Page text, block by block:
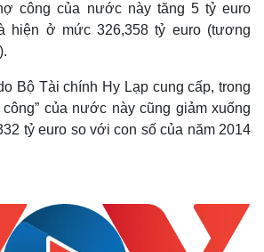
công của nước này tăng 5 tỷ euro
hiện ở mức 326,358 tỷ euro (tương
Bộ Tài chính Hy Lạp cung cấp, trong
của nước này cũng giảm xuống
tỷ euro so với con số của năm 2014